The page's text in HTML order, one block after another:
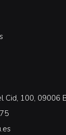
Cid, 100, 09006